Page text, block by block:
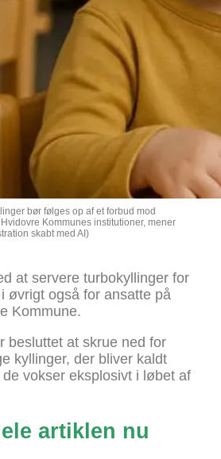
bør følges op af et forbud mod
Kommunes institutioner, mener
skabt med AI)
at servere turbokyllinger for
øvrigt også for ansatte på
Kommune.
besluttet at skrue ned for
kyllinger, der bliver kaldt
vokser eksplosivt i løbet af
artiklen nu